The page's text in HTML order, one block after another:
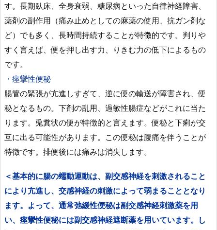
す。長期臥床、全身衰弱、糖尿病といった自律神経障害、
薬剤の副作用（痛み止めとしての麻薬の使用、抗ガン剤な
ど）でも多く、長時間持続することが特徴的です。判りや
すく言えば、便を押し出す力、りきむ力の低下によるもの
です。
・痙攣性便秘
腸管の緊張が亢進しすぎて、逆に便の輸送が障害され、便
秘となるもの。下剤の乱用、過敏性腸症などがこれに当た
ります。兎糞状の便が特徴的と言えます。便秘と下痢が交
互に出る可能性があります。この便秘は腹痛を伴うことが
特徴です。排便後には痛みは消失します。
＜基本的に腸の蠕動運動は、副交感神経を刺激されること
により亢進し、交感神経の刺激によって弱まることとなり
ます。よって、通常弛緩性便秘は副交感神経刺激薬を用
い、痙攣性便秘には副交感神経遮断薬を用いています。し